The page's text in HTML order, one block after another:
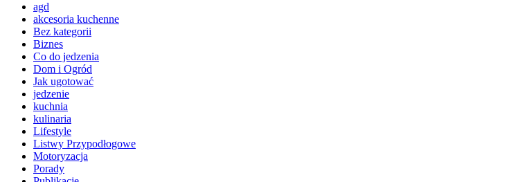
agd
akcesoria kuchenne
Bez kategorii
Biznes
Co do jedzenia
Dom i Ogród
Jak ugotować
jedzenie
kuchnia
kulinaria
Lifestyle
Listwy Przypodłogowe
Motoryzacja
Porady